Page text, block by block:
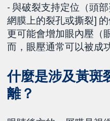
- 與破裂支持定位（頭
網膜上的裂孔或撕裂]
更可能會增加眼內壓（
而，眼壓通常可以被成
什麼是涉及黃斑
離？